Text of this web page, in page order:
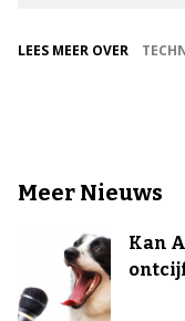
LEES MEER OVER
Meer Nieuws
Kan